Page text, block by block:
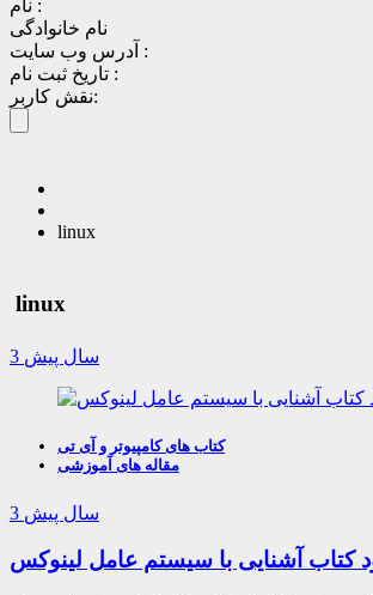
نام :
نام خانوادگی
آدرس وب سایت :
تاریخ ثبت نام :
نقش کاربر:
linux
linux
3 سال پیش
کتاب های کامپیوتر و آی تی
مقاله های آموزشی
3 سال پیش
کتاب آشنایی با سیستم عامل لینوکس